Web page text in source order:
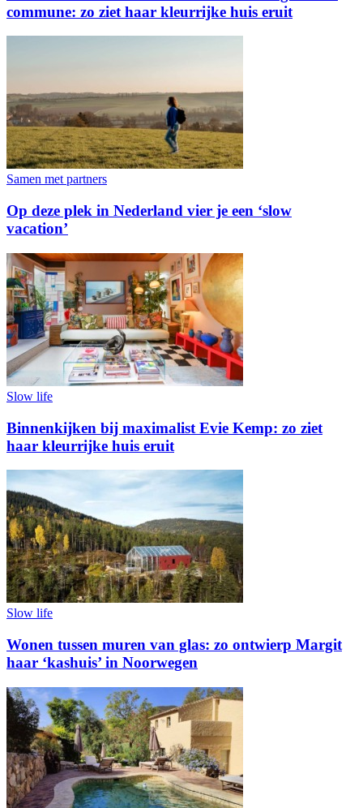
commune: zo ziet haar kleurrijke huis eruit
Samen met partners
Op deze plek in Nederland vier je een ‘slow
vacation’
Slow life
Binnenkijken bij maximalist Evie Kemp: zo ziet
haar kleurrijke huis eruit
Slow life
Wonen tussen muren van glas: zo ontwierp Margit
haar ‘kashuis’ in Noorwegen